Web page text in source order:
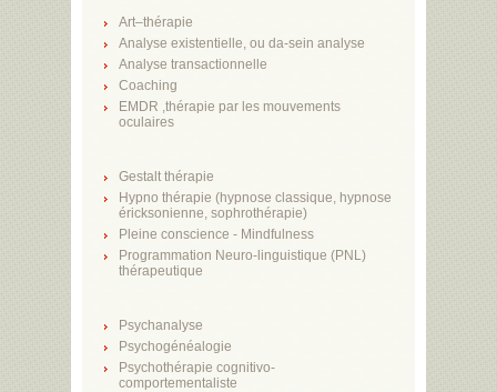
Art–thérapie
Analyse existentielle, ou da-sein analyse
Analyse transactionnelle
Coaching
EMDR ,thérapie par les mouvements
oculaires
Gestalt thérapie
Hypno thérapie (hypnose classique, hypnose
éricksonienne, sophrothérapie)
Pleine conscience - Mindfulness
Programmation Neuro-linguistique (PNL)
thérapeutique
Psychanalyse
Psychogénéalogie
Psychothérapie cognitivo-
comportementaliste